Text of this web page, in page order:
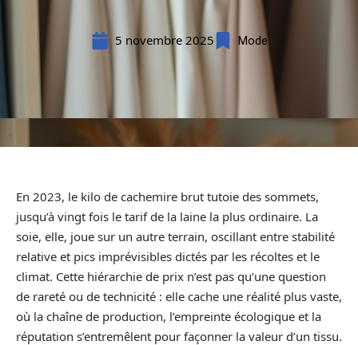
5 novembre 2025 Mode
En 2023, le kilo de cachemire brut tutoie des sommets,
jusqu’à vingt fois le tarif de la laine la plus ordinaire. La
soie, elle, joue sur un autre terrain, oscillant entre stabilité
relative et pics imprévisibles dictés par les récoltes et le
climat. Cette hiérarchie de prix n’est pas qu’une question
de rareté ou de technicité : elle cache une réalité plus vaste,
où la chaîne de production, l’empreinte écologique et la
réputation s’entremêlent pour façonner la valeur d’un tissu.